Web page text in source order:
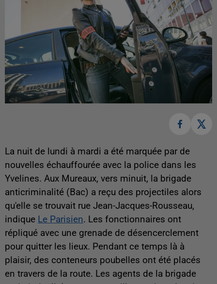
La nuit de lundi à mardi a été marquée par de
nouvelles échauffourée avec la police dans les
Yvelines. Aux Mureaux, vers minuit, la brigade
anticriminalité (Bac) a reçu des projectiles alors
qu'elle se trouvait rue Jean-Jacques-Rousseau,
indique Le Parisien. Les fonctionnaires ont
répliqué avec une grenade de désencerclement
pour quitter les lieux. Pendant ce temps là à
plaisir, des conteneurs poubelles ont été placés
en travers de la route. Les agents de la brigade